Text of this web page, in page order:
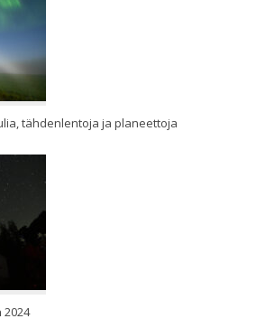
tähdenlentoja ja planeettoja